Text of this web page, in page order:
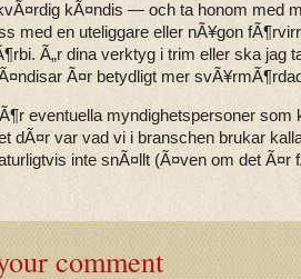
kÃ¤ndis — och ta honom med
med en uteliggare eller nÃ¥gon
Ã„r dina verktyg i trim eller ska jag
Ã¤r betydligt mer
eventuella myndighetspersoner som
dÃ¤r var vad vi i branschen brukar
inte snÃ¤llt (Ã¤ven om det Ã¤r
comment